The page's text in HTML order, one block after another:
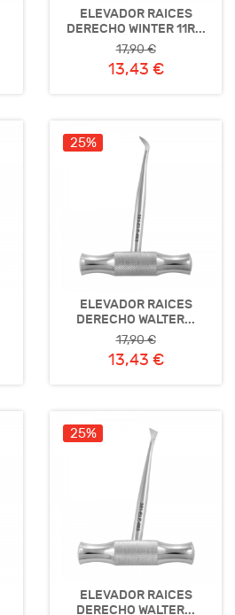
ELEVADOR RAICES
DERECHO WINTER 11R...
17,90 €
13,43 €
25%
ELEVADOR RAICES
DERECHO WALTER...
17,90 €
13,43 €
25%
ELEVADOR RAICES
DERECHO WALTER...